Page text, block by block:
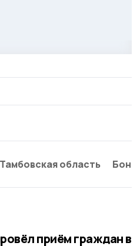
Тамбовская область
приём граждан в